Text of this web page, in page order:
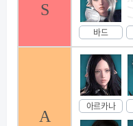
S
바드
A
아르카나